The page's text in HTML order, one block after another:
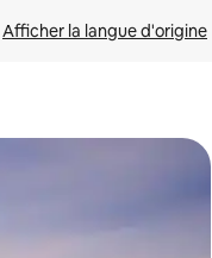
Afficher la langue d'origine